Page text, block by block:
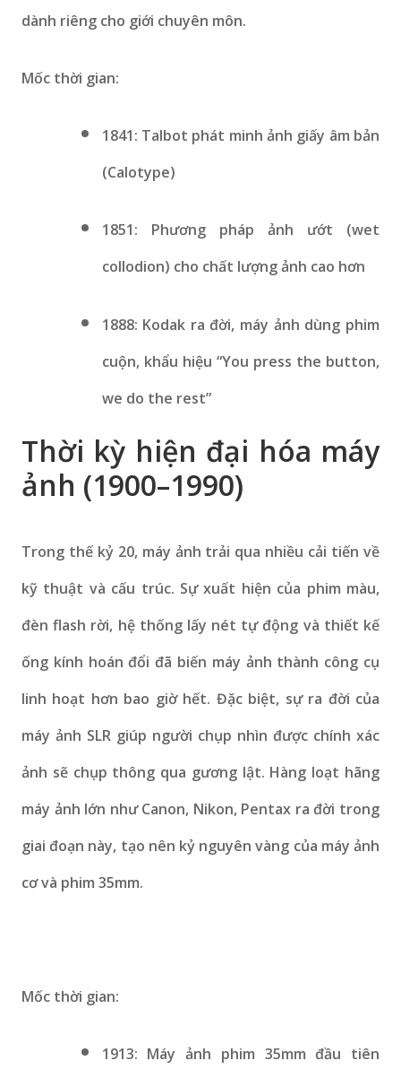
dành riêng cho giới chuyên môn.
Mốc thời gian:
1841: Talbot phát minh ảnh giấy âm bản
(Calotype)
1851: Phương pháp ảnh ướt (wet
collodion) cho chất lượng ảnh cao hơn
1888: Kodak ra đời, máy ảnh dùng phim
cuộn, khẩu hiệu “You press the button,
we do the rest”
Thời kỳ hiện đại hóa máy
ảnh (1900–1990)
Trong thế kỷ 20, máy ảnh trải qua nhiều cải tiến về
kỹ thuật và cấu trúc. Sự xuất hiện của phim màu,
đèn flash rời, hệ thống lấy nét tự động và thiết kế
ống kính hoán đổi đã biến máy ảnh thành công cụ
linh hoạt hơn bao giờ hết. Đặc biệt, sự ra đời của
máy ảnh SLR giúp người chụp nhìn được chính xác
ảnh sẽ chụp thông qua gương lật. Hàng loạt hãng
máy ảnh lớn như Canon, Nikon, Pentax ra đời trong
giai đoạn này, tạo nên kỷ nguyên vàng của máy ảnh
cơ và phim 35mm.
Mốc thời gian:
1913: Máy ảnh phim 35mm đầu tiên